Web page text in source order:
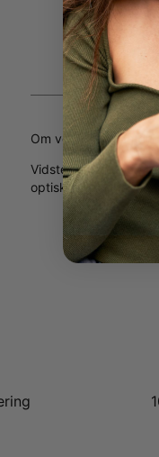
Kan
Findes i 3
Alle
Om vores diamanter
Vidste du, at
optiske egenskaber,